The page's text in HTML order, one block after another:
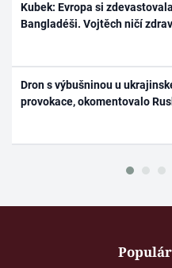
Kubek: Evropa si
Bangladéši. Vojtěch ničí
Dron s výbušninou u
provokace, okomentovalo